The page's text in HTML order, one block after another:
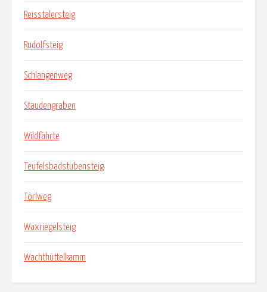
Reisstalersteig
Rudolfsteig
Schlangenweg
Staudengraben
Wildfährte
Teufelsbadstubensteig
Törlweg
Waxriegelsteig
Wachthüttelkamm